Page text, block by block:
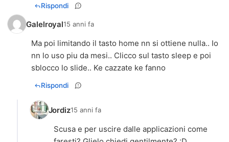
Rispondi
Galelroyal15 anni fa
Ma poi limitando il tasto home nn si ottiene nulla.. Io
nn lo uso piu da mesi.. Clicco sul tasto sleep e poi
sblocco lo slide.. Ke cazzate ke fanno
Rispondi
Jordiz15 anni fa
Scusa e per uscire dalle applicazioni come